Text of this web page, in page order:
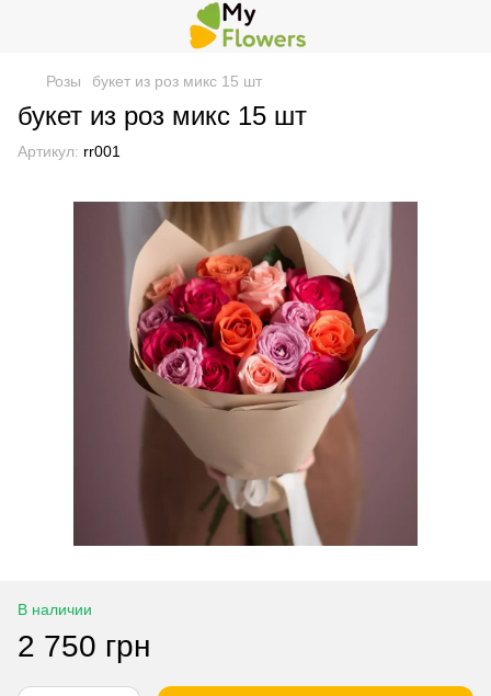
Розы букет из роз микс 15 шт
букет из роз микс 15 шт
Артикул: rr001
В наличии
2 750 грн